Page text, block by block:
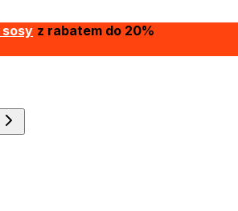
sosy z rabatem do 20%